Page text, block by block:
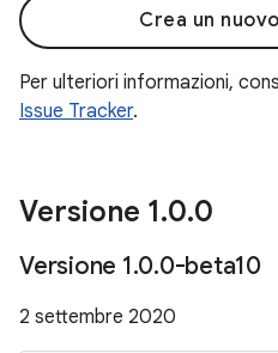
Crea un
Per ulteriori informazioni,
Issue Tracker.
Versione 1.0.0
Versione 1.0.0-beta10
2 settembre 2020